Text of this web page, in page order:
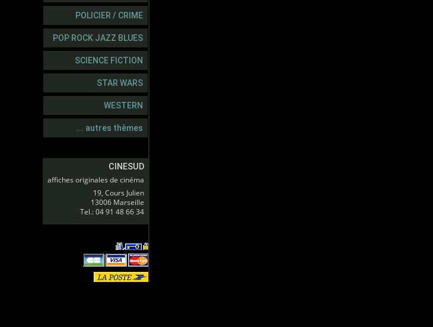
POLICIER / CRIME
POP ROCK JAZZ BLUES
SCIENCE FICTION
STAR WARS
WESTERN
... autres thèmes
CINESUD
affiches originales de cinéma
19, Cours Julien
13006 Marseille
Tel.: 04 91 48 66 34